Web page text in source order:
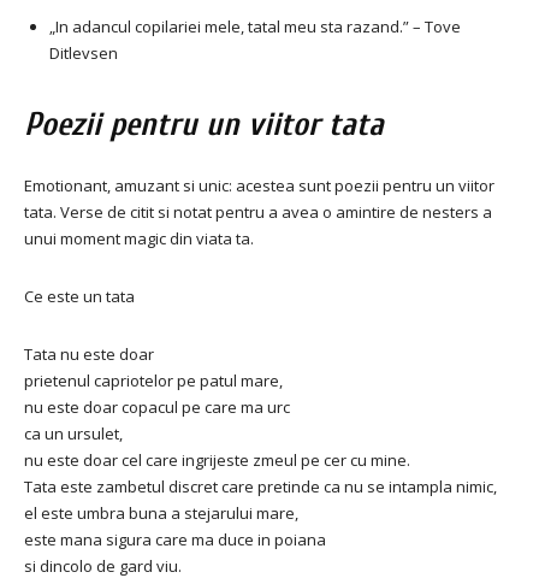
„In adancul copilariei mele, tatal meu sta razand.” – Tove
Ditlevsen
Poezii pentru un viitor tata
Emotionant, amuzant si unic: acestea sunt poezii pentru un viitor
tata. Verse de citit si notat pentru a avea o amintire de nesters a
unui moment magic din viata ta.
Ce este un tata
Tata nu este doar
prietenul capriotelor pe patul mare,
nu este doar copacul pe care ma urc
ca un ursulet,
nu este doar cel care ingrijeste zmeul pe cer cu mine.
Tata este zambetul discret care pretinde ca nu se intampla nimic,
el este umbra buna a stejarului mare,
este mana sigura care ma duce in poiana
si dincolo de gard viu.